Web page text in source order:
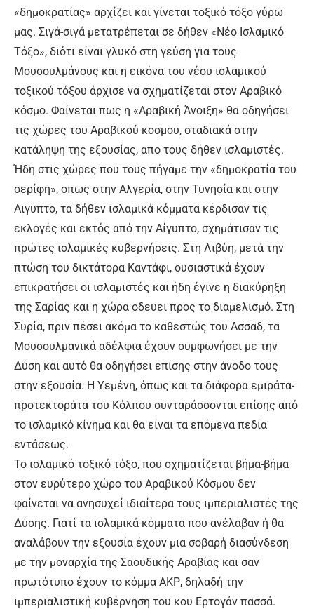
«δημοκρατίας» αρχίζει και γίνεται τοξικό τόξο γύρω
μας. Σιγά-σιγά μετατρέπεται σε δήθεν «Νέο Ισλαμικό
Τόξο», διότι είναι γλυκό στη γεύση για τους
Μουσουλμάνους και η εικόνα του νέου ισλαμικού
τοξικού τόξου άρχισε να σχηματίζεται στον Αραβικό
κόσμο. Φαίνεται πως η «Αραβική Άνοιξη» θα οδηγήσει
τις χώρες του Αραβικού κοσμου, σταδιακά στην
κατάληψη της εξουσίας, απο τους δήθεν ισλαμιστές.
Ήδη στις χώρες που τους πήγαμε την «δημοκρατία του
σερίφη», οπως στην Αλγερία, στην Τυνησία και στην
Αιγυπτο, τα δήθεν ισλαμικά κόμματα κέρδισαν τις
εκλογές και εκτός από την Αίγυπτο, σχημάτισαν τις
πρώτες ισλαμικές κυβερνήσεις. Στη Λιβύη, μετά την
πτώση του δικτάτορα Καντάφι, ουσιαστικά έχουν
επικρατήσει οι ισλαμιστές και ήδη έγινε η διακύρηξη
της Σαρίας και η χώρα οδευει προς το διαμελισμό. Στη
Συρία, πριν πέσει ακόμα το καθεστώς του Ασσαδ, τα
Μουσουλμανικά αδέλφια έχουν συμφωνήσει με την
Δύση και αυτό θα οδηγήσει επίσης στην άνοδο τους
στην εξουσία. Η Υεμένη, όπως και τα διάφορα εμιράτα-
προτεκτοράτα του Κόλπου συνταράσσονται επίσης από
το ισλαμικό κίνημα και θα είναι τα επόμενα πεδία
εντάσεως.
Το ισλαμικό τοξικό τόξο, που σχηματίζεται βήμα-βήμα
στον ευρύτερο χώρο του Αραβικού Κόσμου δεν
φαίνεται να ανησυχεί ιδιαίτερα τους ιμπεριαλιστές της
Δύσης. Γιατί τα ισλαμικά κόμματα που ανέλαβαν ή θα
αναλάβουν την εξουσία έχουν μια σοβαρή διασύνδεση
με την μοναρχία της Σαουδικής Αραβίας και σαν
πρωτότυπο έχουν το κόμμα ΑΚΡ, δηλαδή την
ιμπεριαλιστική κυβέρνηση του κου Ερτογάν πασσά.